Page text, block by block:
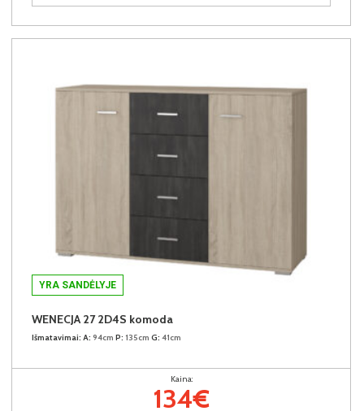
YRA SANDĖLYJE
WENECJA 27 2D4S komoda
Išmatavimai: A: 94cm P: 135cm G: 41cm
Kaina:
134€